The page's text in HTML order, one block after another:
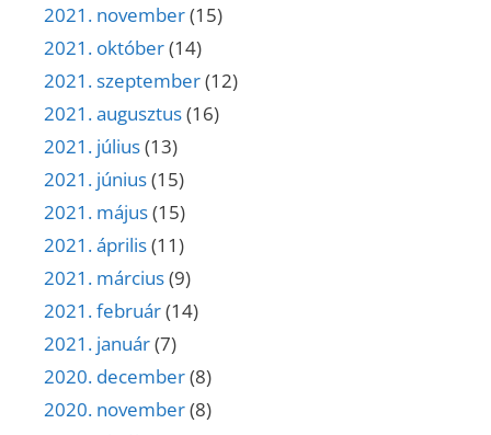
2021. november(15)
2021. október(14)
2021. szeptember(12)
2021. augusztus(16)
2021. július(13)
2021. június(15)
2021. május(15)
2021. április(11)
2021. március(9)
2021. február(14)
2021. január(7)
2020. december(8)
2020. november(8)